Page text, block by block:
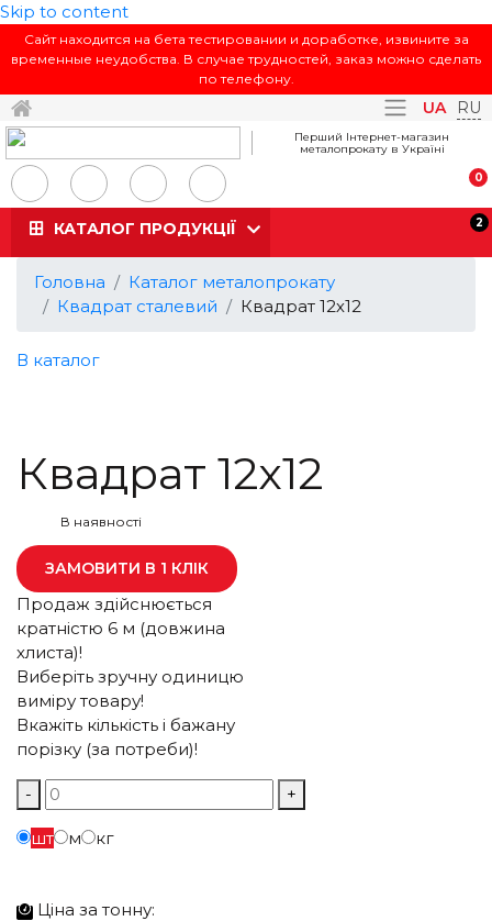
Skip to content
Сайт находится на бета тестировании и доработке, извините за
временные неудобства. В случае трудностей, заказ можно сделать
по телефону.
Toggle
UA RU
Перший Інтернет-магазин
металопрокату в Україні
0
КАТАЛОГ ПРОДУКЦІЇ 2
Головна
Каталог металопрокату
Квадрат сталевий
Квадрат 12х12
В каталог
Квадрат 12х12
В наявності
ЗАМОВИТИ В 1 КЛІК
Продаж здійснюється
кратністю 6 м (довжина
хлиста)!
Виберіть зручну одиницю
виміру товару!
Вкажіть кількість і бажану
порізку (за потреби)!
- +
шт м кг
Ціна затонну: